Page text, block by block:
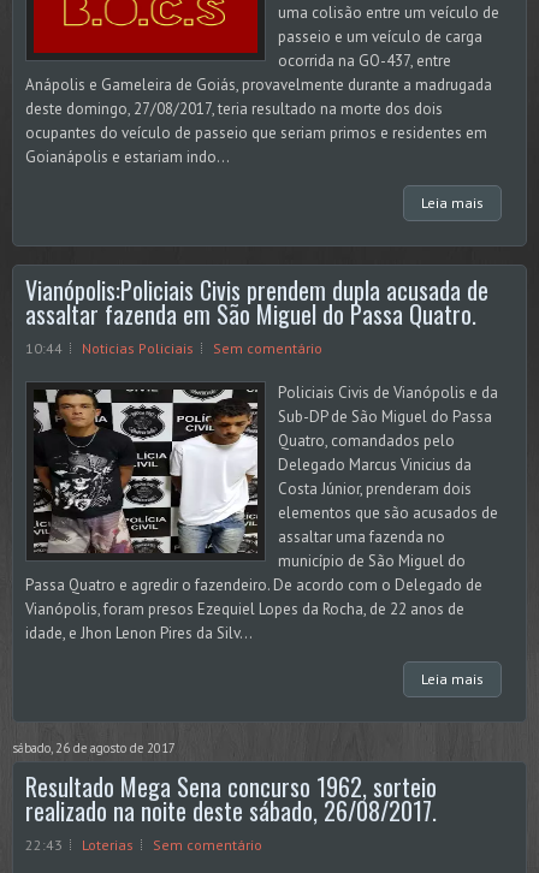
uma colisão entre um veículo de
passeio e um veículo de carga
ocorrida na GO-437, entre
Anápolis e Gameleira de Goiás, provavelmente durante a madrugada
deste domingo, 27/08/2017, teria resultado na morte dos dois
ocupantes do veículo de passeio que seriam primos e residentes em
Goianápolis e estariam indo...
Leia mais
Vianópolis:Policiais Civis prendem dupla acusada de
assaltar fazenda em São Miguel do Passa Quatro.
10:44 Noticias Policiais Sem comentário
Policiais Civis de Vianópolis e da
Sub-DP de São Miguel do Passa
Quatro, comandados pelo
Delegado Marcus Vinicius da
Costa Júnior, prenderam dois
elementos que são acusados de
assaltar uma fazenda no
município de São Miguel do
Passa Quatro e agredir o fazendeiro. De acordo com o Delegado de
Vianópolis, foram presos Ezequiel Lopes da Rocha, de 22 anos de
idade, e Jhon Lenon Pires da Silv...
Leia mais
sábado, 26 de agosto de 2017
Resultado Mega Sena concurso 1962, sorteio
realizado na noite deste sábado, 26/08/2017.
22:43 Loterias Sem comentário